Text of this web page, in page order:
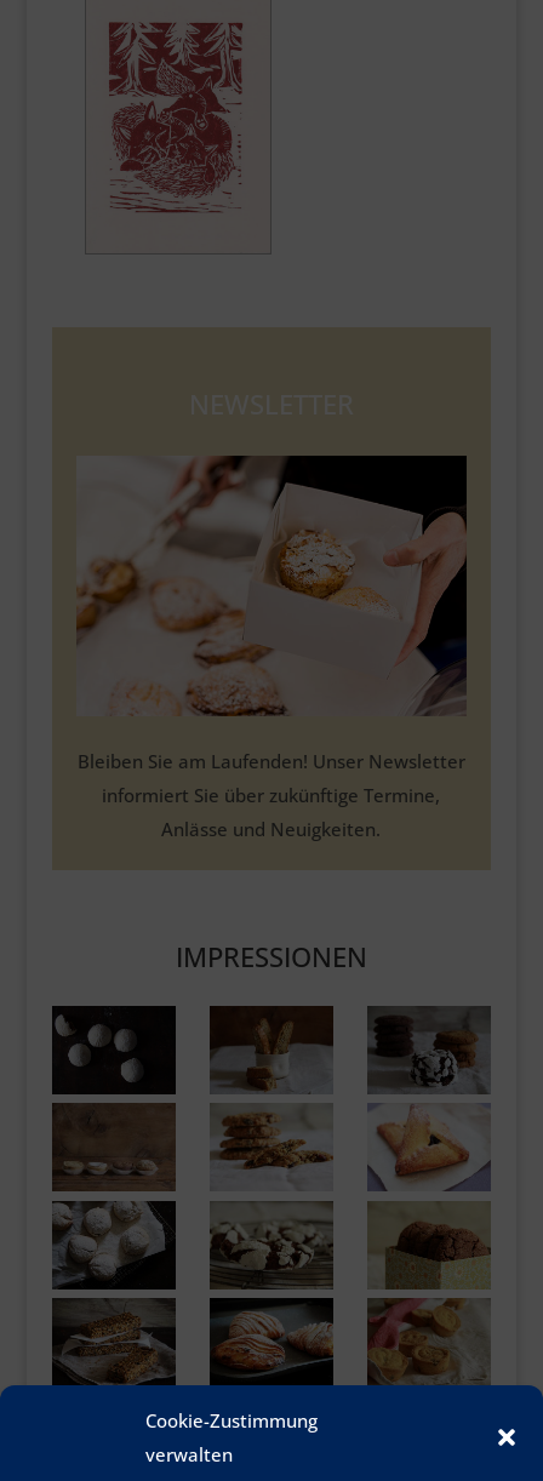
Cookie-Zustimmung
verwalten
Bleiben Sie am Laufenden! Unser Newsletter
informiert Sie über zukünftige Termine,
Anlässe und Neuigkeiten.
IMPRESSIONEN